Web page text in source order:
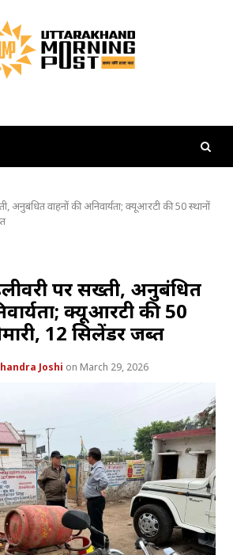
अनुबंधित वाहनों की अनिवार्यता; क्यूआरटी की 50 स्थानों
पर सख्ती, अनुबंधित
क्यूआरटी की 50
12 सिलेंडर जब्त
Joshi March 29, 2026